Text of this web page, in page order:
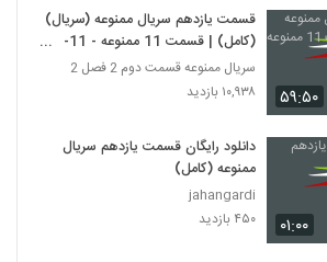
۵۹:۵۰
قسمت یازدهم سریال ممنوعه (سریال)
(کامل) | قسمت 11 ممنوعه - 11-
یازده - قانونی
سریال ممنوعه قسمت دوم 2 فصل 2
۱۰,۹۳۸ بازدید
۰۱:۰۰
دانلود رایگان قسمت یازدهم سریال
ممنوعه (کامل)
jahangardi
۴۵۰ بازدید